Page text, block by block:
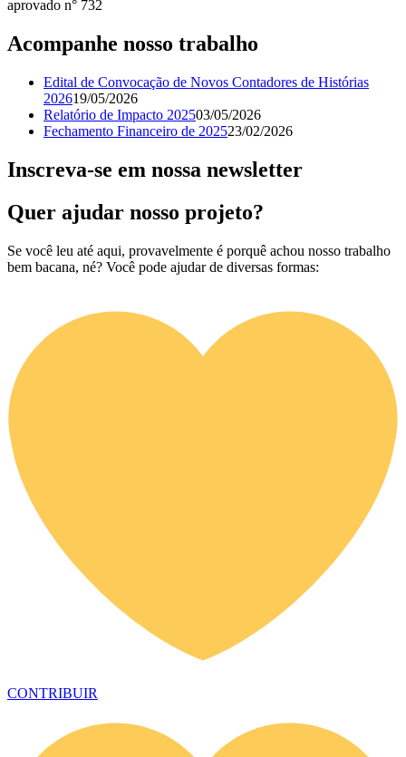
aprovado n° 732
Acompanhe nosso trabalho
Edital de Convocação de Novos Contadores de Histórias
202619/05/2026
Relatório de Impacto 202503/05/2026
Fechamento Financeiro de 202523/02/2026
Inscreva-se em nossa newsletter
Quer ajudar nosso projeto?
Se você leu até aqui, provavelmente é porquê achou nosso trabalho
bem bacana, né? Você pode ajudar de diversas formas:
CONTRIBUIR